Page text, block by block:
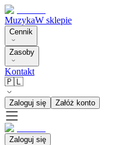
MuzykaW sklepie
Cennik
Zasoby
Kontakt
🇵🇱
Zaloguj się Załóż konto
Zaloguj się